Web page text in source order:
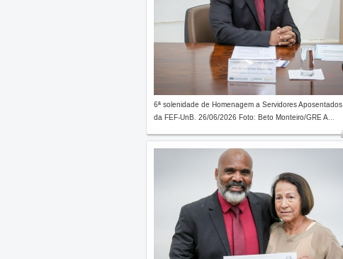
6ª solenidade de Homenagem a Servidores Aposentados
da FEF-UnB. 26/06/2026 Foto: Beto Monteiro/GRE A...